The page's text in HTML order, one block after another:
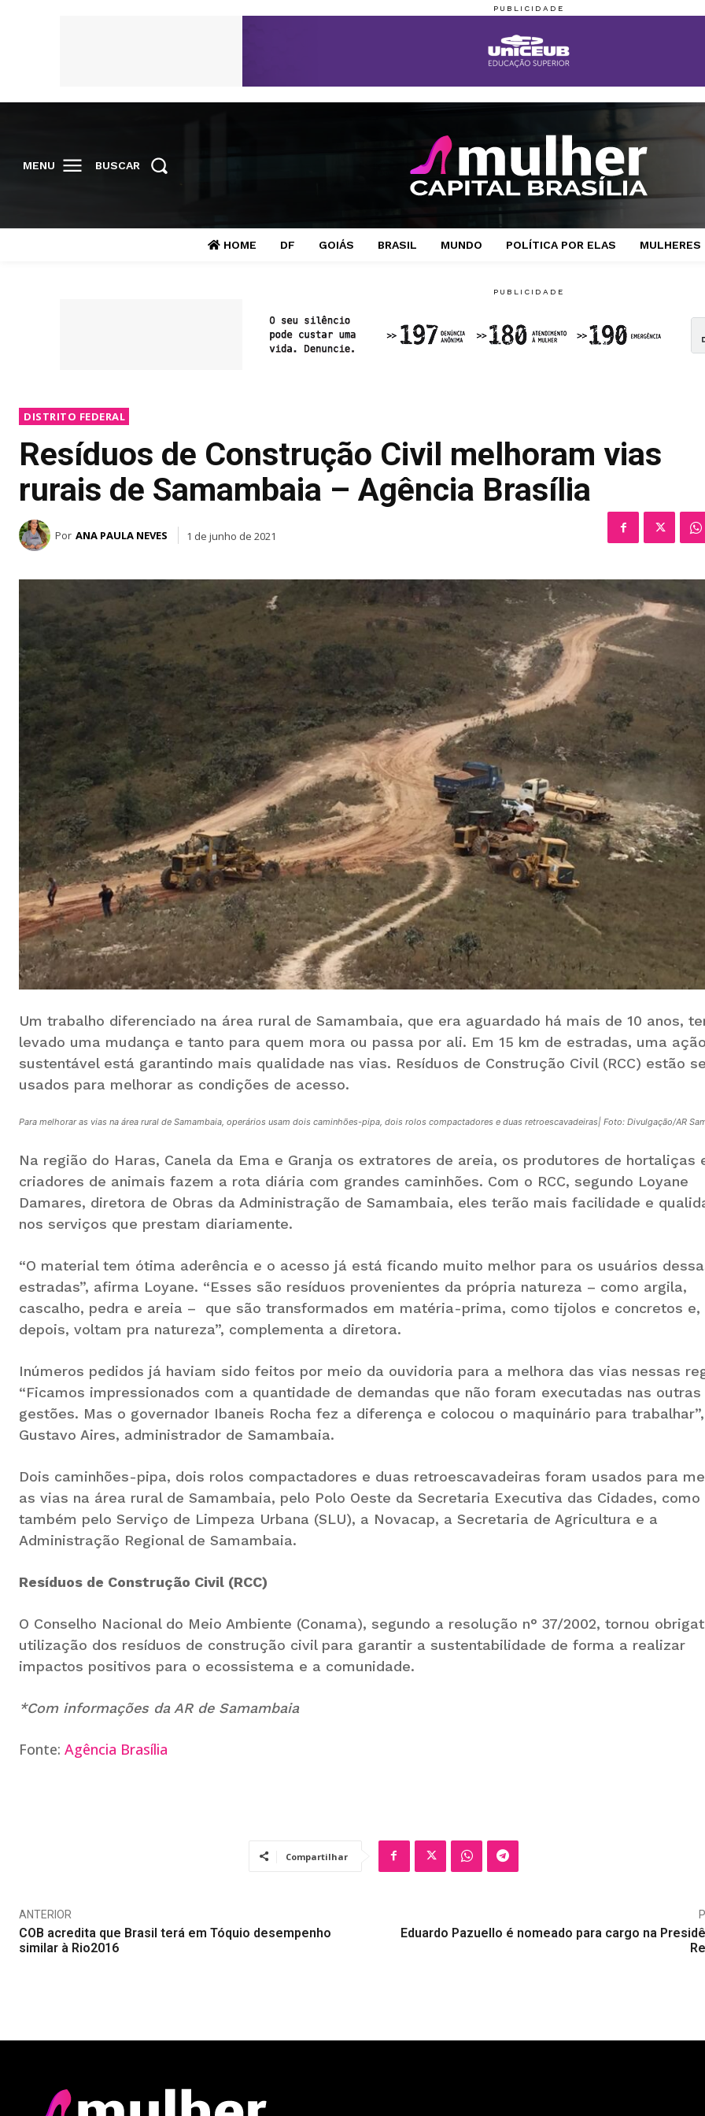
MENU BUSCAR
HOME DF GOIÁS BRASIL MUNDO POLÍTICA POR ELAS MULHERES
DISTRITO FEDERAL
Resíduos de Construção Civil melhoram vias
rurais de Samambaia – Agência Brasília
Por ANA PAULA NEVES 1 de junho de 2021
Um trabalho diferenciado na área rural de Samambaia, que era aguardado há mais de 10 anos,
levado uma mudança e tanto para quem mora ou passa por ali. Em 15 km de estradas, uma
sustentável está garantindo mais qualidade nas vias. Resíduos de Construção Civil (RCC) estão
usados para melhorar as condições de acesso.
Para melhorar as vias na área rural de Samambaia, operários usam dois caminhões-pipa, dois rolos compactadores e duas retroescavadeiras| Foto: Divulgação/AR
Na região do Haras, Canela da Ema e Granja os extratores de areia, os produtores de hortaliças
criadores de animais fazem a rota diária com grandes caminhões. Com o RCC, segundo Loyane
Damares, diretora de Obras da Administração de Samambaia, eles terão mais facilidade e
nos serviços que prestam diariamente.
“O material tem ótima aderência e o acesso já está ficando muito melhor para os usuários
estradas”, afirma Loyane. “Esses são resíduos provenientes da própria natureza – como argila,
cascalho, pedra e areia – que são transformados em matéria-prima, como tijolos e concretos e,
depois, voltam pra natureza”, complementa a diretora.
Inúmeros pedidos já haviam sido feitos por meio da ouvidoria para a melhora das vias nessas
“Ficamos impressionados com a quantidade de demandas que não foram executadas nas outras
gestões. Mas o governador Ibaneis Rocha fez a diferença e colocou o maquinário para
Gustavo Aires, administrador de Samambaia.
Dois caminhões-pipa, dois rolos compactadores e duas retroescavadeiras foram usados para
as vias na área rural de Samambaia, pelo Polo Oeste da Secretaria Executiva das Cidades, como
também pelo Serviço de Limpeza Urbana (SLU), a Novacap, a Secretaria de Agricultura e a
Administração Regional de Samambaia.
Resíduos de Construção Civil (RCC)
O Conselho Nacional do Meio Ambiente (Conama), segundo a resolução n° 37/2002, tornou
utilização dos resíduos de construção civil para garantir a sustentabilidade de forma a realizar
impactos positivos para o ecossistema e a comunidade.
*Com informações da AR de Samambaia
Fonte: Agência Brasília
Compartilhar
ANTERIOR
COB acredita que Brasil terá em Tóquio desempenho
similar à Rio2016
Eduardo Pazuello é nomeado para cargo na